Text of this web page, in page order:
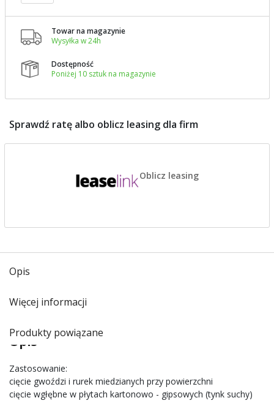

Towar na magazynie
Wysyłka w 24h

Dostępność
Poniżej 10 sztuk na magazynie
Sprawdź ratę albo oblicz leasing dla firm
Oblicz leasing
Opis
Więcej informacji
Produkty powiązane
Opis
Zastosowanie:
cięcie gwoździ i rurek miedzianych przy powierzchni
cięcie wgłębne w płytach kartonowo - gipsowych (tynk suchy)